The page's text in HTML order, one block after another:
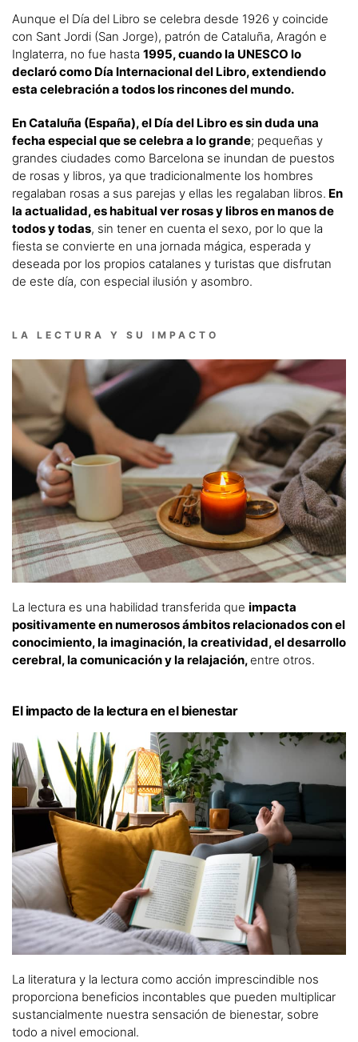
Aunque el Día del Libro se celebra desde 1926 y coincide
con Sant Jordi (San Jorge), patrón de Cataluña, Aragón e
Inglaterra, no fue hasta 1995, cuando la UNESCO lo
declaró como Día Internacional del Libro, extendiendo
esta celebración a todos los rincones del mundo.
En Cataluña (España), el Día del Libro es sin duda una
fecha especial que se celebra a lo grande; pequeñas y
grandes ciudades como Barcelona se inundan de puestos
de rosas y libros, ya que tradicionalmente los hombres
regalaban rosas a sus parejas y ellas les regalaban libros. En
la actualidad, es habitual ver rosas y libros en manos de
todos y todas, sin tener en cuenta el sexo, por lo que la
fiesta se convierte en una jornada mágica, esperada y
deseada por los propios catalanes y turistas que disfrutan
de este día, con especial ilusión y asombro.
LA LECTURA Y SU IMPACTO
La lectura es una habilidad transferida que impacta
positivamente en numerosos ámbitos relacionados con el
conocimiento, la imaginación, la creatividad, el desarrollo
cerebral, la comunicación y la relajación,entre otros.
El impacto de la lectura en el bienestar
La literatura y la lectura como acción imprescindible nos
proporciona beneficios incontables que pueden multiplicar
sustancialmente nuestra sensación de bienestar, sobre
todo a nivel emocional.